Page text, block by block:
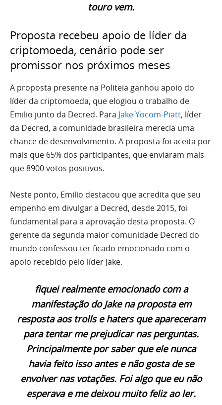
touro vem.
Proposta recebeu apoio de líder da
criptomoeda, cenário pode ser
promissor nos próximos meses
A proposta presente na Politeia ganhou apoio do
líder da criptomoeda, que elogiou o trabalho de
Emilio junto da Decred. Para Jake Yocom-Piatt, líder
da Decred, a comunidade brasileira merecia uma
chance de desenvolvimento. A proposta foi aceita por
mais que 65% dos participantes, que enviaram mais
que 8900 votos positivos.
Neste ponto, Emilio destacou que acredita que seu
empenho em divulgar a Decred, desde 2015, foi
fundamental para a aprovação desta proposta. O
gerente da segunda maior comunidade Decred do
mundo confessou ter ficado emocionado com o
apoio recebido pelo líder Jake.
fiquei realmente emocionado com a
manifestação do Jake na proposta em
resposta aos trolls e haters que apareceram
para tentar me prejudicar nas perguntas.
Principalmente por saber que ele nunca
havia feito isso antes e não gosta de se
envolver nas votações. Foi algo que eu não
esperava e me deixou muito feliz ao ler.